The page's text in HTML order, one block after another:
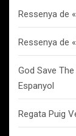
Ressenya de
Ressenya de
God Save
Espanyol
Regata Puig